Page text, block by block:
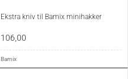
Ekstra kniv til Bamix minihakker
106,00
Bamix